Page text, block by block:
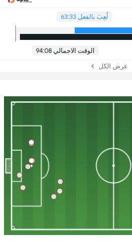
لُعِبَ بالفعل 63:33
الوقت الاجمالي 94:08
عرض الكل